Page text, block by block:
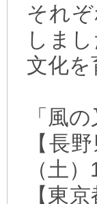
それ
しま
文化を
「風
【長
（土
【東